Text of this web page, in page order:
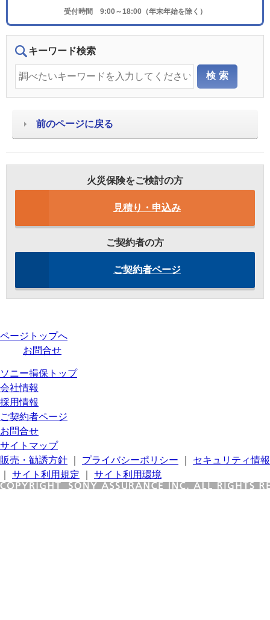
受付時間 9:00～18:00（年末年始を除く）
キーワード検索
前のページに戻る
火災保険をご検討の方
見積り・申込み
ご契約者の方
ご契約者ページ
ページトップへ
お問合せ
ソニー損保トップ
会社情報
採用情報
ご契約者ページ
お問合せ
サイトマップ
販売・勧誘方針
プライバシーポリシー
セキュリティ情報
サイト利用規定 サイト利用環境